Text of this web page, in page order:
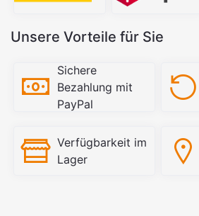
Unsere Vorteile für Sie
Sichere
Bezahlung mit
PayPal
Verfügbarkeit im
Lager